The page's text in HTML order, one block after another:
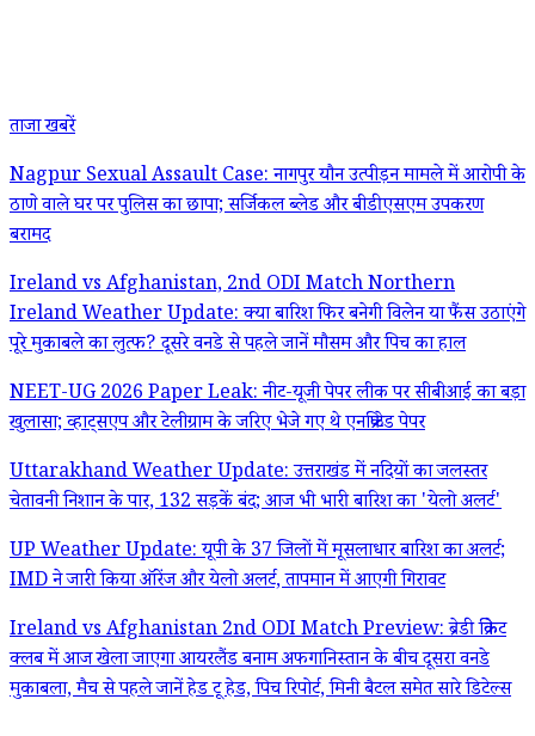
ताजा खबरें
Nagpur Sexual Assault Case: नागपुर यौन उत्पीड़न मामले में आरोपी के
ठाणे वाले घर पर पुलिस का छापा; सर्जिकल ब्लेड और बीडीएसएम उपकरण
बरामद
Ireland vs Afghanistan, 2nd ODI Match Northern
Ireland Weather Update: क्या बारिश फिर बनेगी विलेन या फैंस उठाएंगे
पूरे मुकाबले का लुत्फ? दूसरे वनडे से पहले जानें मौसम और पिच का हाल
NEET-UG 2026 Paper Leak: नीट-यूजी पेपर लीक पर सीबीआई का बड़ा
खुलासा; व्हाट्सएप और टेलीग्राम के जरिए भेजे गए थे एनक्रिप्टेड पेपर
Uttarakhand Weather Update: उत्तराखंड में नदियों का जलस्तर
चेतावनी निशान के पार, 132 सड़कें बंद; आज भी भारी बारिश का 'येलो अलर्ट'
UP Weather Update: यूपी के 37 जिलों में मूसलाधार बारिश का अलर्ट;
IMD ने जारी किया ऑरेंज और येलो अलर्ट, तापमान में आएगी गिरावट
Ireland vs Afghanistan 2nd ODI Match Preview: ब्रेडी क्रिकेट
क्लब में आज खेला जाएगा आयरलैंड बनाम अफगानिस्तान के बीच दूसरा वनडे
मुकाबला, मैच से पहले जानें हेड टू हेड, पिच रिपोर्ट, मिनी बैटल समेत सारे डिटेल्स